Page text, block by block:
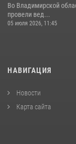
Во Владимирской
провели вед...
05 июля 2026, 11:45
НАВИГАЦИЯ
Новости
Карта сайта